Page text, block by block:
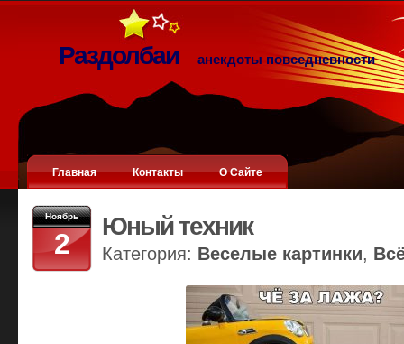
Раздолбаи анекдоты повседневности
Главная Контакты О Сайте
Ноябрь
2
Юный техник
Категория: Веселые картинки,